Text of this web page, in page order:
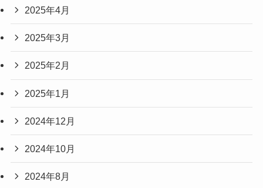
2025年4月
2025年3月
2025年2月
2025年1月
2024年12月
2024年10月
2024年8月